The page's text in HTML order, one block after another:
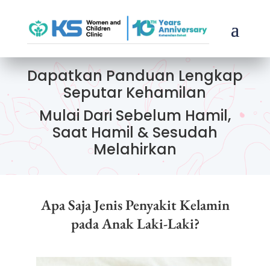
Dapatkan Panduan Lengkap
Seputar Kehamilan
Mulai Dari Sebelum Hamil,
Saat Hamil & Sesudah
Melahirkan
Apa Saja Jenis Penyakit Kelamin
pada Anak Laki-Laki?